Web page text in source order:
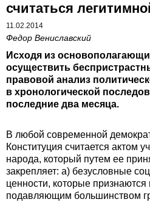
считаться
11.02.2014
Федор Вениславский
Исходя из
осуществить
правовой анализ
в хронологической
последние два месяца.
В любой современной
Конституция считается актом
народа, который путем ее
закрепляет: а) безусловные
ценности, которые признаются
подавляющим большинством